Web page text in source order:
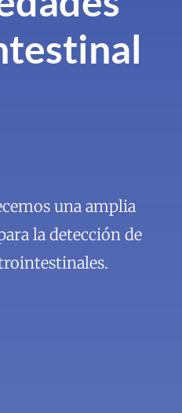
una amplia
la detección de